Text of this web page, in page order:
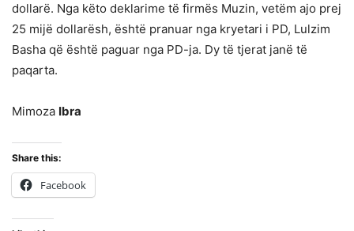
dollarë. Nga këto deklarime të firmës Muzin, vetëm ajo prej
25 mijë dollarësh, është pranuar nga kryetari i PD, Lulzim
Basha që është paguar nga PD-ja. Dy të tjerat janë të
paqarta.
Mimoza Ibra
Share this:
Facebook